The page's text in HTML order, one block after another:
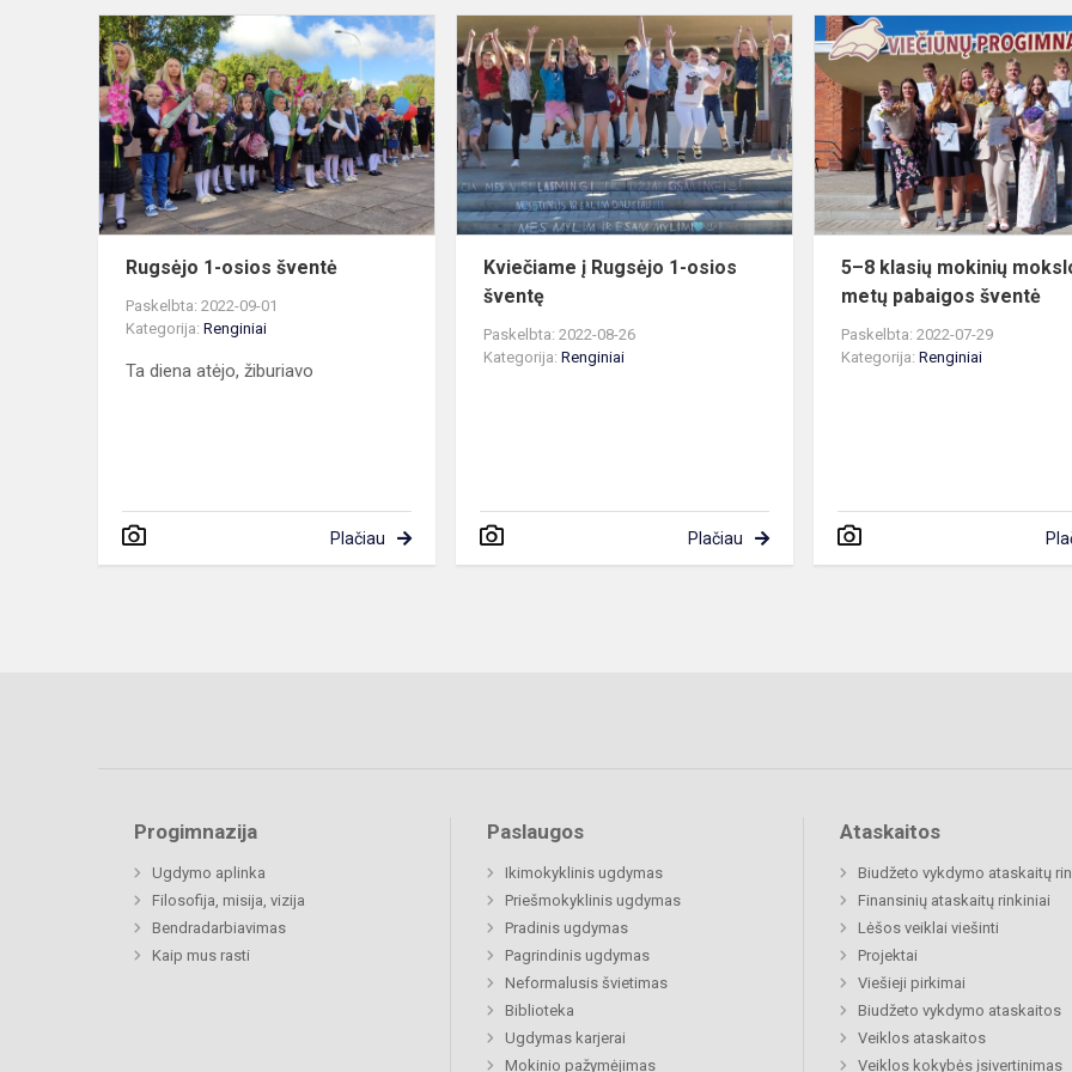
Rugsėjo
1-
osios
šventė
Rugsėjo 1-osios šventė
Paskelbta: 2022-09-01
Kategorija: Renginiai
Ta diena atėjo, žiburiavo
Plačiau
Kviečiame
į
Rugsėjo
1-
osios
šventę
Kviečiame į Rugsėjo 1-osios
šventę
Paskelbta: 2022-08-26
Kategorija:Renginiai
Plačiau
5–8 klasių mokinių
metų pabaigos šventė
Paskelbta: 2022-07-29
Kategorija:Renginiai
Progimnazija
Ugdymo aplinka
Filosofija, misija, vizija
Bendradarbiavimas
Kaip mus rasti
Paslaugos
Ikimokyklinis ugdymas
Priešmokyklinis ugdymas
Pradinis ugdymas
Pagrindinis ugdymas
Neformalusis švietimas
Biblioteka
Ugdymas karjerai
Mokinio pažymėjimas
Ataskaitos
Biudžeto vykdymo ataskaitų
Finansinių ataskaitų rinkiniai
Lėšos veiklai viešinti
Projektai
Viešieji pirkimai
Biudžeto vykdymo ataskaitos
Veiklos ataskaitos
Veiklos kokybės įsivertinimas